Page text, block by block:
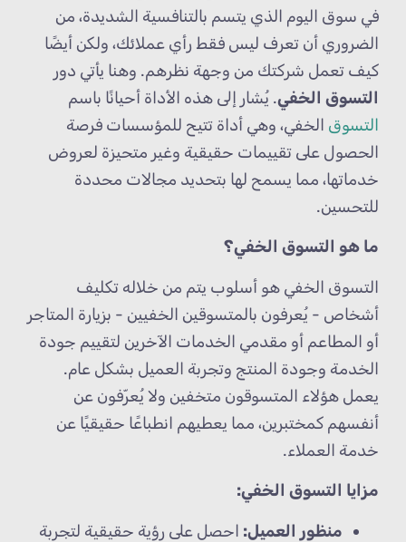
في سوق اليوم الذي يتسم بالتنافسية الشديدة، من
الضروري أن تعرف ليس فقط رأي عملائك، ولكن أيضًا
كيف تعمل شركتك من وجهة نظرهم. وهنا يأتي دور
التسوق الخفي. يُشار إلى هذه الأداة أحيانًا باسم
التسوق الخفي، وهي أداة تتيح للمؤسسات فرصة
الحصول على تقييمات حقيقية وغير متحيزة لعروض
خدماتها، مما يسمح لها بتحديد مجالات محددة
للتحسين.
ما هو التسوق الخفي؟
التسوق الخفي هو أسلوب يتم من خلاله تكليف
أشخاص - يُعرفون بالمتسوقين الخفيين - بزيارة المتاجر
أو المطاعم أو مقدمي الخدمات الآخرين لتقييم جودة
الخدمة وجودة المنتج وتجربة العميل بشكل عام.
يعمل هؤلاء المتسوقون متخفين ولا يُعرّفون عن
أنفسهم كمختبرين، مما يعطيهم انطباعًا حقيقيًا عن
خدمة العملاء.
مزايا التسوق الخفي:
منظور العميل: احصل على رؤية حقيقية لتجربة